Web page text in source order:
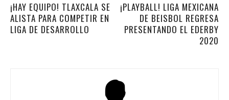
¡HAY EQUIPO! TLAXCALA SE
ALISTA PARA COMPETIR EN
LIGA DE DESARROLLO
¡PLAYBALL! LIGA MEXICANA
DE BEISBOL REGRESA
PRESENTANDO EL EDERBY
2020